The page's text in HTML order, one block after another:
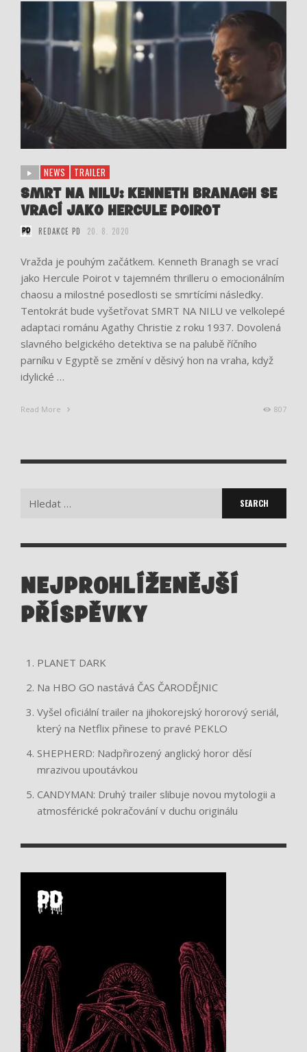
NEWS TRAILER
SMRT NA NILU: KENNETH BRANAGH SE
VRACÍ JAKO HERCULE POIROT
REDAKCE PD 20. 8. 2020
Vražda je pouhým začátkem. Kenneth Branagh se vrací
jako Hercule Poirot v tajemném thrilleru o emocionálním
chaosu a milostné posedlosti se smrtícími následky.
Tentokrát bude vyšetřovat SMRT NA NILU ve velkolepé
adaptaci románu Agathy Christie z roku 1937. Dovolená
slavného belgického detektiva se na palubě říčního
parníku v Egyptě se změní v děsivý hon na vraha, když
idylické …
Read More 807
for:
NEJPROHLÍŽENĚJŠÍ
PŘÍSPĚVKY
PLANET DARK
Na HBO GO nastává ČAS ČARODĚJNIC
Vyšel oficiální trailer na jihokorejský hororový seriál,
který na Netflix přinese to pravé PEKLO
SHEPHERD: Nadpřirozený anglický horor děsí
mrazivou upoutávkou
CANDYMAN: Druhý trailer slibuje novou mytologii a
atmosférické pokračování v duchu originálu